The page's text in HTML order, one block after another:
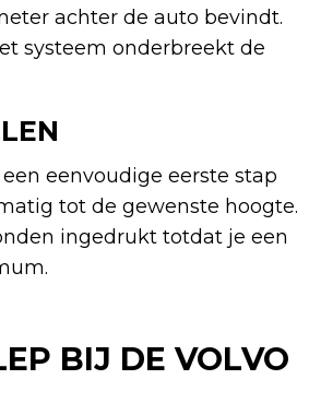
achter de auto bevindt.
systeem onderbreekt de
eenvoudige eerste stap
tot de gewenste hoogte.
ingedrukt totdat je een
BIJ DE VOLVO